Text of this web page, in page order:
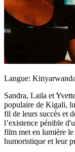
Langue:
Sandra, Laila et
populaire de Kigali,
fil de leurs succès et
l’existence pénible
film met en lumière le
humoristique et leur